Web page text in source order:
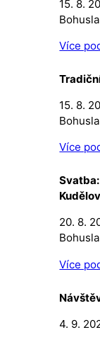
15. 8.
Více
15. 8.
Více
20. 8.
Více
4. 9.